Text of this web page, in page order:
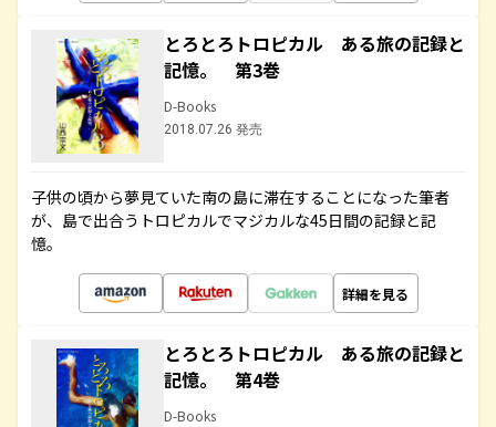
とろとろトロピカル ある旅の記録と
記憶。 第3巻
D-Books
2018.07.26 発売
子供の頃から夢見ていた南の島に滞在することになった筆者
が、島で出合うトロピカルでマジカルな45日間の記録と記
憶。
詳細を見る
とろとろトロピカル ある旅の記録と
記憶。 第4巻
D-Books